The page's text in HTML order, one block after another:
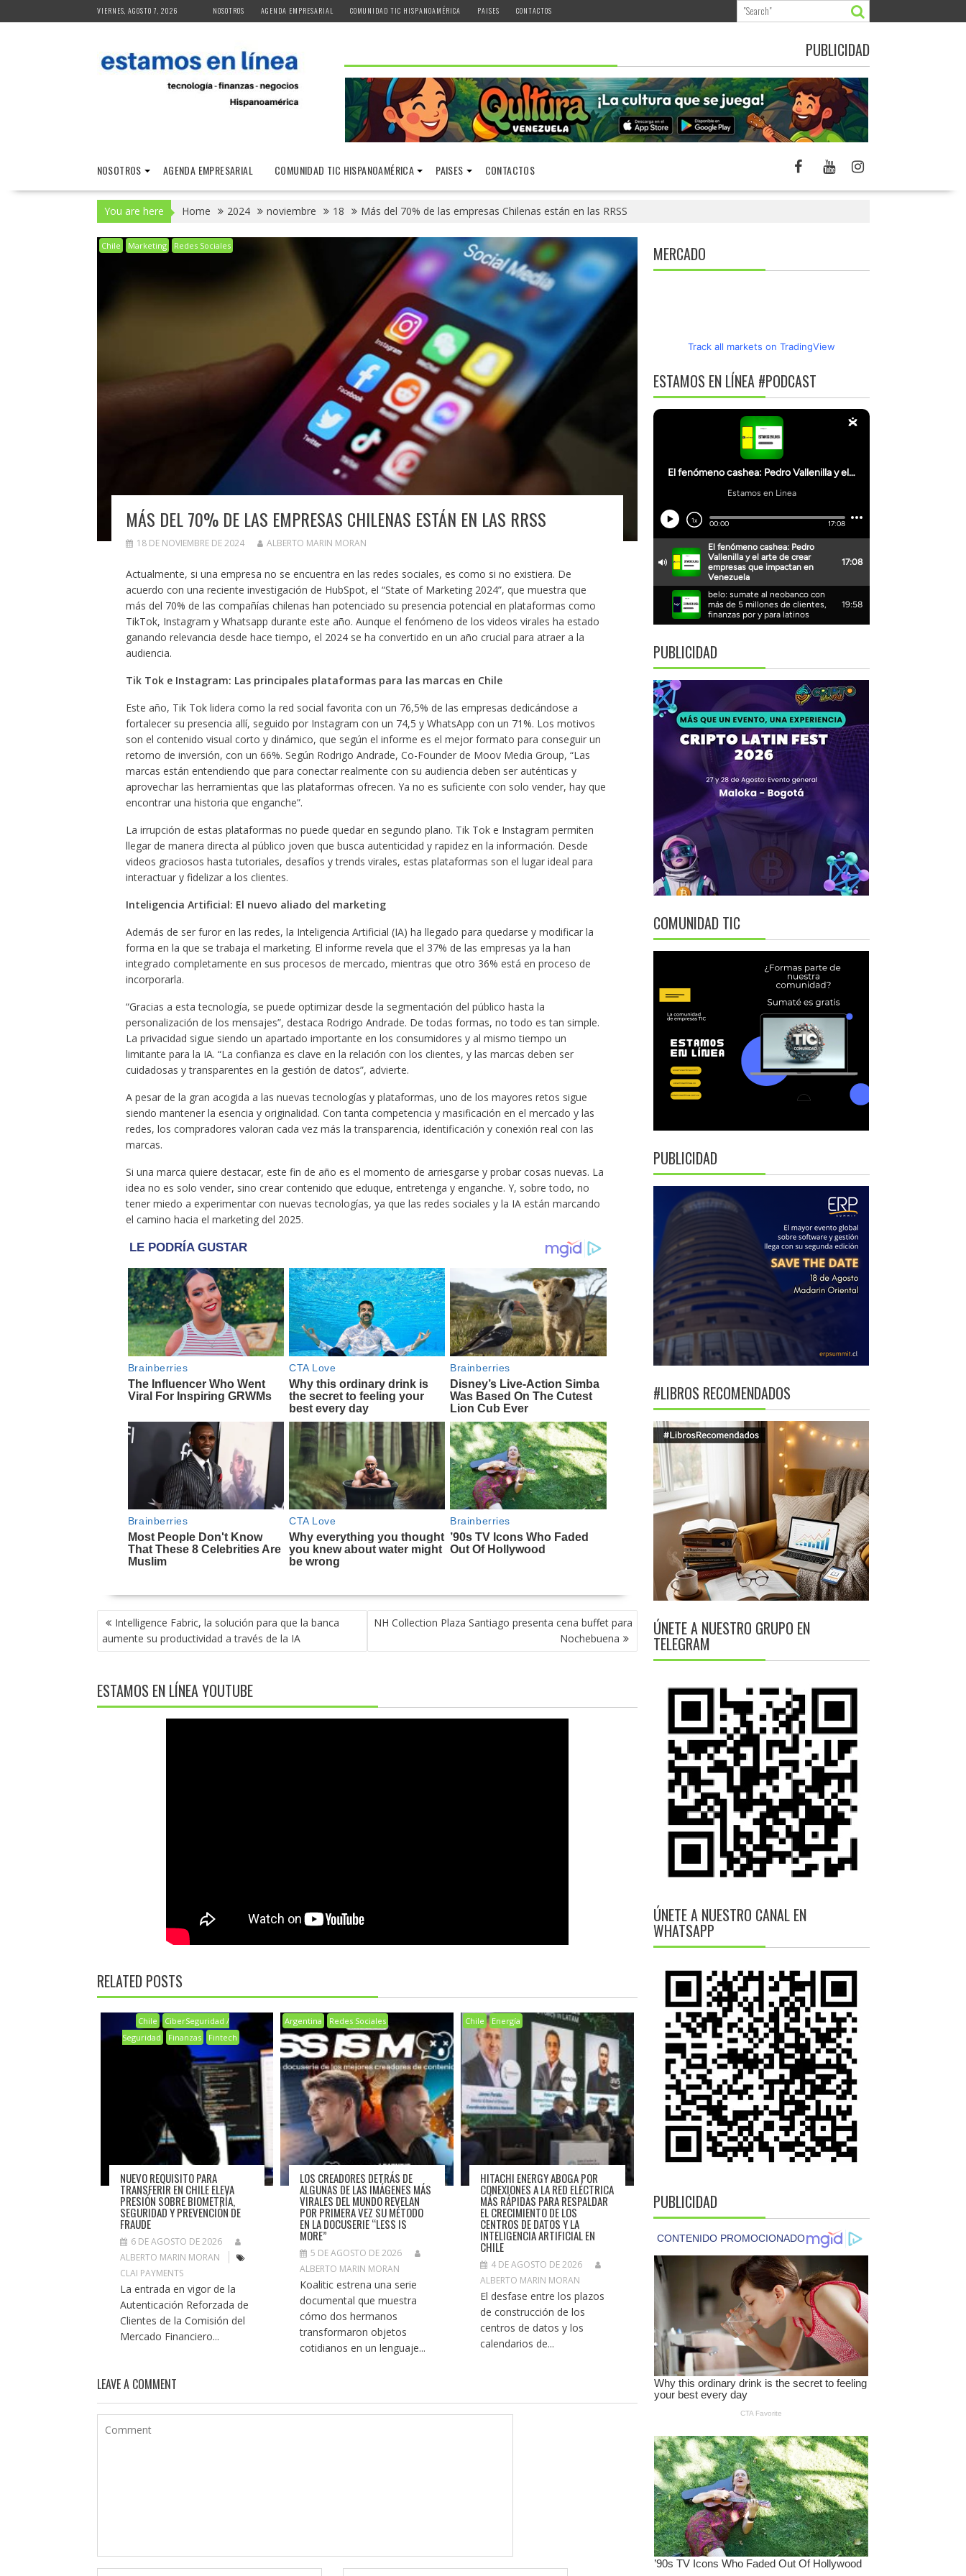
to
VIERNES, AGOSTO 7, 2026 NOSOTROS AGENDA EMPRESARIAL COMUNIDAD TIC HISPANOAMÉRICA PAISES CONTACTOS
PUBLICIDAD
NOSOTROS AGENDA EMPRESARIAL COMUNIDAD TIC HISPANOAMÉRICA PAISES CONTACTOS
You are here Home 2024 noviembre 18 Más del 70% de las empresas Chilenas están en las RRSS
Chile Marketing Redes Sociales
MÁS DEL 70% DE LAS EMPRESAS CHILENAS ESTÁN EN LAS RRSS
18 DE NOVIEMBRE DE 2024 ALBERTO MARIN MORAN
Actualmente, si una empresa no se encuentra en las redes sociales, es como si no existiera. De
acuerdo con una reciente investigación de HubSpot, el “State of Marketing 2024”, que muestra que
más del 70% de las compañías chilenas han potenciado su presencia potencial en plataformas como
TikTok, Instagram y Whatsapp durante este año. Aunque el fenómeno de los videos virales ha estado
ganando relevancia desde hace tiempo, el 2024 se ha convertido en un año crucial para atraer a la
audiencia.
Tik Tok e Instagram: Las principales plataformas para las marcas en Chile
Este año, Tik Tok lidera como la red social favorita con un 76,5% de las empresas dedicándose a
fortalecer su presencia allí, seguido por Instagram con un 74,5 y WhatsApp con un 71%. Los motivos
son el contenido visual corto y dinámico, que según el informe es el mejor formato para conseguir un
retorno de inversión, con un 66%. Según Rodrigo Andrade, Co-Founder de Moov Media Group, “Las
marcas están entendiendo que para conectar realmente con su audiencia deben ser auténticas y
aprovechar las herramientas que las plataformas ofrecen. Ya no es suficiente con solo vender, hay que
encontrar una historia que enganche”.
La irrupción de estas plataformas no puede quedar en segundo plano. Tik Tok e Instagram permiten
llegar de manera directa al público joven que busca autenticidad y rapidez en la información. Desde
videos graciosos hasta tutoriales, desafíos y trends virales, estas plataformas son el lugar ideal para
interactuar y fidelizar a los clientes.
Inteligencia Artificial: El nuevo aliado del marketing
Además de ser furor en las redes, la Inteligencia Artificial (IA) ha llegado para quedarse y modificar la
forma en la que se trabaja el marketing. El informe revela que el 37% de las empresas ya la han
integrado completamente en sus procesos de mercado, mientras que otro 36% está en proceso de
incorporarla.
“Gracias a esta tecnología, se puede optimizar desde la segmentación del público hasta la
personalización de los mensajes”, destaca Rodrigo Andrade. De todas formas, no todo es tan simple.
La privacidad sigue siendo un apartado importante en los consumidores y al mismo tiempo un
limitante para la IA. “La confianza es clave en la relación con los clientes, y las marcas deben ser
cuidadosas y transparentes en la gestión de datos”, advierte.
A pesar de la gran acogida a las nuevas tecnologías y plataformas, uno de los mayores retos sigue
siendo mantener la esencia y originalidad. Con tanta competencia y masificación en el mercado y las
redes, los compradores valoran cada vez más la transparencia, identificación y conexión real con las
marcas.
Si una marca quiere destacar, este fin de año es el momento de arriesgarse y probar cosas nuevas. La
idea no es solo vender, sino crear contenido que eduque, entretenga y enganche. Y, sobre todo, no
tener miedo a experimentar con nuevas tecnologías, ya que las redes sociales y la IA están marcando
el camino hacia el marketing del 2025.
NAVEGACIÓN
DE
ENTRADAS
Intelligence Fabric, la solución para que la banca
aumente su productividad a través de la IA
NH Collection Plaza Santiago presenta cena buffet para
Nochebuena
ESTAMOS EN LÍNEA YOUTUBE
RELATED POSTS
Chile
CiberSeguridad /
Seguridad
Finanzas Fintech
NUEVO REQUISITO PARA
TRANSFERIR EN CHILE ELEVA
PRESIÓN SOBRE BIOMETRÍA,
SEGURIDAD Y PREVENCIÓN DE
FRAUDE
6 DE AGOSTO DE 2026
ALBERTO MARIN MORAN
CLAI PAYMENTS
La entrada en vigor de la
Autenticación Reforzada de
Clientes de la Comisión del
Mercado Financiero...
Argentina Redes Sociales
LOS CREADORES DETRÁS DE
ALGUNAS DE LAS IMÁGENES MÁS
VIRALES DEL MUNDO REVELAN
POR PRIMERA VEZ SU MÉTODO
EN LA DOCUSERIE “LESS IS
MORE”
5 DE AGOSTO DE 2026
ALBERTO MARIN MORAN
Koalitic estrena una serie
documental que muestra
cómo dos hermanos
transformaron objetos
cotidianos en un lenguaje...
Chile Energía
HITACHI ENERGY ABOGA POR
CONEXIONES A LA RED ELÉCTRICA
MÁS RÁPIDAS PARA RESPALDAR
EL CRECIMIENTO DE LOS
CENTROS DE DATOS Y LA
INTELIGENCIA ARTIFICIAL EN
CHILE
4 DE AGOSTO DE 2026
ALBERTO MARIN MORAN
El desfase entre los plazos
de construcción de los
centros de datos y los
calendarios de...
LEAVE A COMMENT
MERCADO
Track all markets on TradingView
ESTAMOS EN LÍNEA #PODCAST
PUBLICIDAD
COMUNIDAD TIC
PUBLICIDAD
#LIBROS RECOMENDADOS
ÚNETE A NUESTRO GRUPO EN
TELEGRAM
ÚNETE A NUESTRO CANAL EN
WHATSAPP
PUBLICIDAD